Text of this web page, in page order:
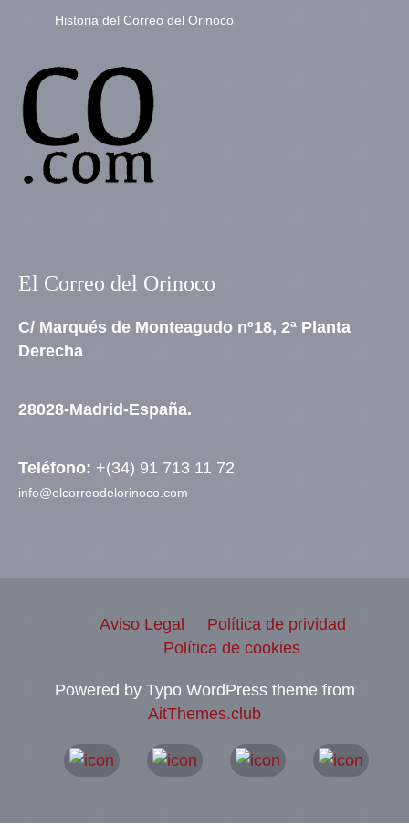
Historia del Correo del Orinoco
El Correo del Orinoco
C/ Marqués de Monteagudo nº18, 2ª Planta
Derecha
28028-Madrid-España.
Teléfono: +(34) 91 713 11 72
info@elcorreodelorinoco.com
Aviso Legal
Política de prividad
Política de cookies
Powered by Typo WordPress theme from
AitThemes.club